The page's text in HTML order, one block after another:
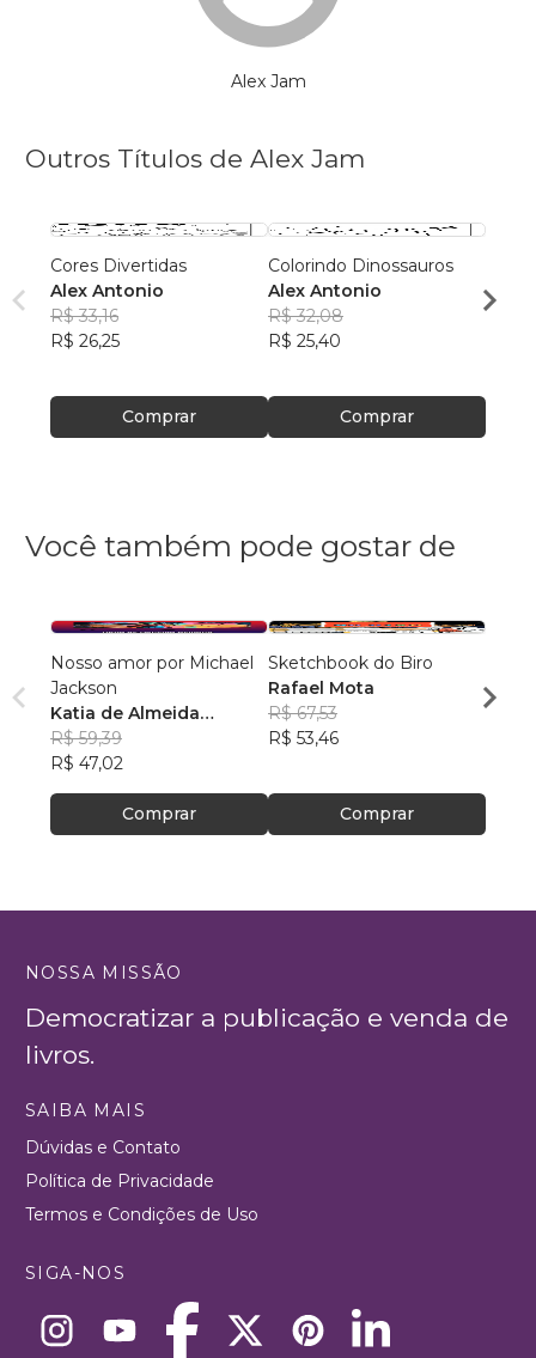
Alex Jam
Outros Títulos de Alex Jam
Cores Divertidas
Alex Antonio
R$ 33,16
R$ 26,25
Comprar
Colorindo Dinossauros
Alex Antonio
R$ 32,08
R$ 25,40
Comprar
Alex
R$
Você também pode gostar de
Nosso amor por Michael
Jackson
Katia de Almeida
Bellomo
R$ 59,39
R$ 47,02
Comprar
Sketchbook do Biro
Rafael Mota
R$ 67,53
R$ 53,46
Comprar
R$
NOSSA MISSÃO
Democratizar a publicação e venda de
livros.
SAIBA MAIS
Dúvidas e Contato
Política de Privacidade
Termos e Condições de Uso
SIGA-NOS